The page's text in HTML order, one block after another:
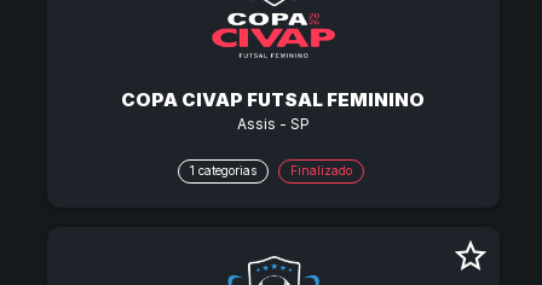
COPA CIVAP FUTSAL FEMININO
Assis - SP
1 categorias Finalizado
star_border